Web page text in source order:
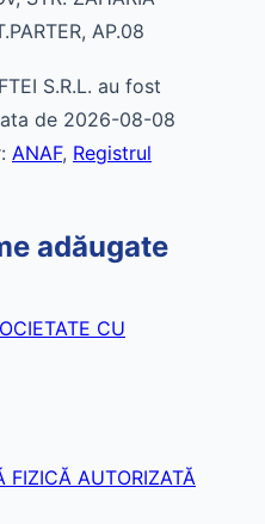
AP.08
S.R.L. au fost
de 2026-08-08
ANAF, Registrul
adăugate
CU
FIZICĂ AUTORIZATĂ